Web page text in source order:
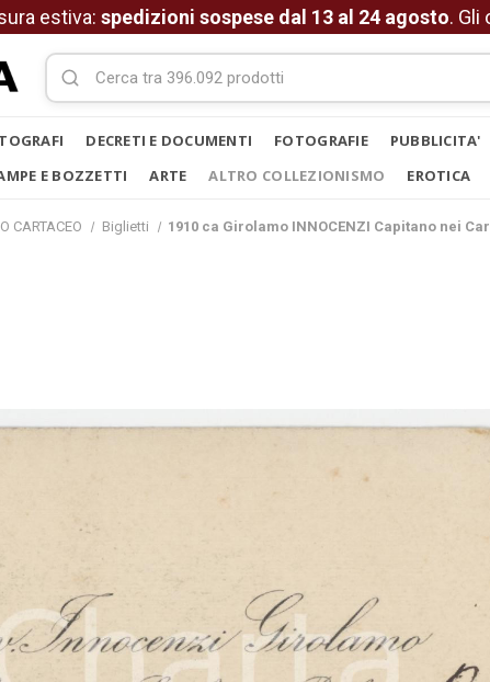
estiva: spedizioni sospese dal 13 al 24 agosto. Gli
DECRETI E DOCUMENTI FOTOGRAFIE PUBBLICITA'
E BOZZETTI ARTE ALTRO COLLEZIONISMO EROTICA
CARTACEO Biglietti 1910 ca Girolamo INNOCENZI Capitano nei